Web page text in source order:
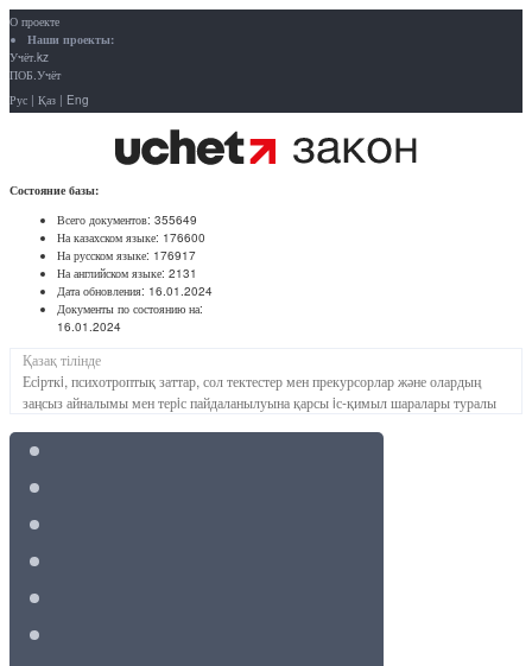
О проекте
Наши проекты:
Учёт.kz
ПОБ.Учёт
Рус | Қаз | Eng
Состояние базы:
Всего документов: 355649
На казахском языке: 176600
На русском языке: 176917
На английском языке: 2131
Дата обновления: 16.01.2024
Документы по состоянию на:
16.01.2024
Қазақ тілінде
Есiрткi, психотроптық заттар, сол тектестер мен прекурсорлар және олардың
заңсыз айналымы мен терiс пайдаланылуына қарсы iс-қимыл шаралары туралы